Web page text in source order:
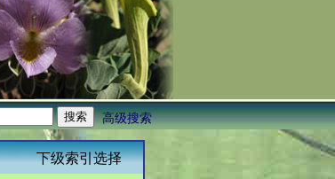
高级搜索
下级索引选择